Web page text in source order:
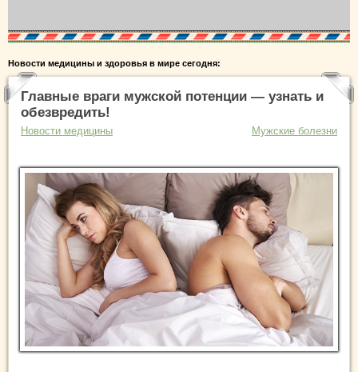
Новости медицины и здоровья в мире сегодня:
Главные враги мужской потенции — узнать и
обезвредить!
Новости медицины Мужские болезни